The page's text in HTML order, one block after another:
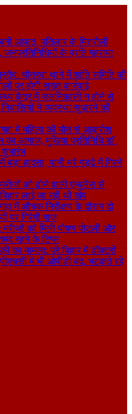
आफत, पतिलार के मिश्रौली
के प्रति गहराया
चौतरवा थाने में शांति समिति की
पर होगी सख्त कार्रवाई
केंद्र में जलनिकासी न होने से
ने व्यवस्था सुधारने की
में महिला की मौत से आक्रोश
का आगाज, मुखिया प्रतिनिधि डॉ.
बड़ा हादसा, पानी भरे गड्ढे में गिरने
को ढोने वाली एम्बुलेंस से
लाई जा रही थी खेप
में औचक निरीक्षण के दौरान दो
पर गिरेगी गाज
मरीजों को मिली पोषण पोटली और
रहने के टिप्स
मामला: पूरे बिहार में डॉक्टरों
में भी ओपीडी बंद, भटकते रहे